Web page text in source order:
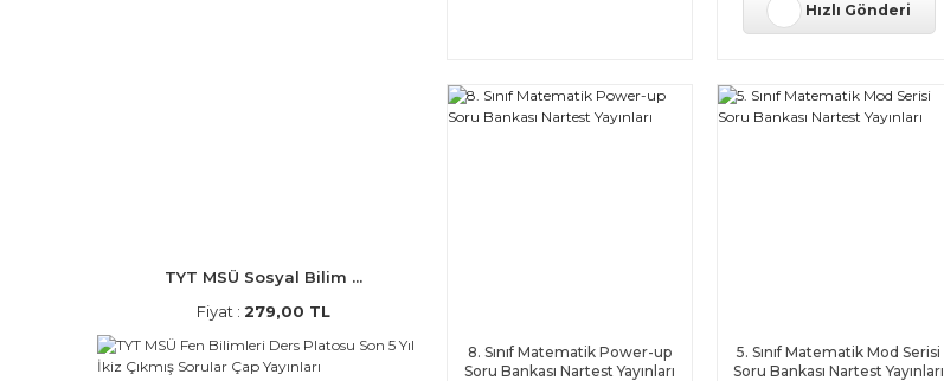
TYT MSÜ Sosyal Bilim ...
Fiyat : 279,00 TL
Hızlı Gönderi
8. Sınıf Matematik Power-up
Soru Bankası Nartest Yayınları
5. Sınıf Matematik Mod Serisi
Soru Bankası Nartest Yayınları